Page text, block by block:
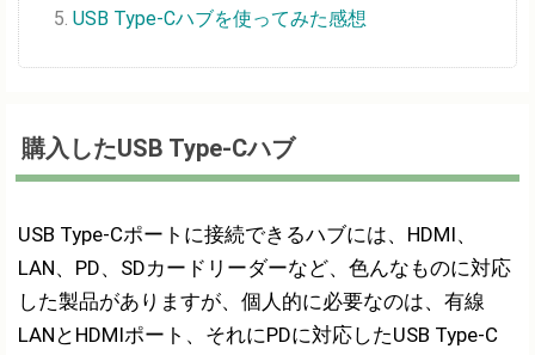
USB Type-Cハブを使ってみた感想
購入したUSB Type-Cハブ
USB Type-Cポートに接続できるハブには、HDMI、
LAN、PD、SDカードリーダーなど、色んなものに対応
した製品がありますが、個人的に必要なのは、有線
LANとHDMIポート、それにPDに対応したUSB Type-C